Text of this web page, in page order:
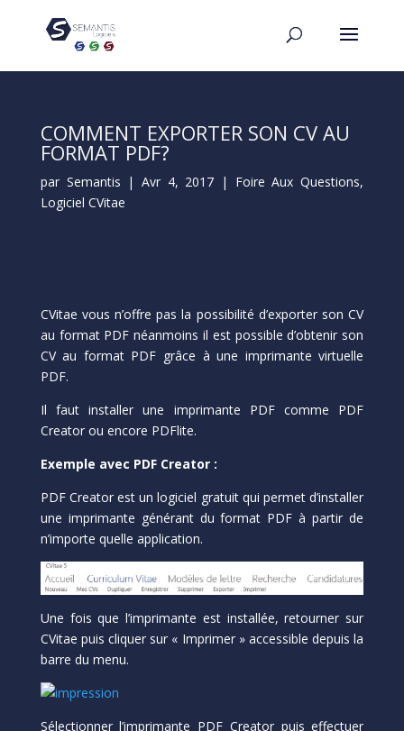
COMMENT EXPORTER SON CV AU
FORMAT PDF?
par Semantis | Avr 4, 2017 | Foire Aux Questions,
Logiciel CVitae
CVitae vous n’offre pas la possibilité d’exporter son CV
au format PDF néanmoins il est possible d’obtenir son
CV au format PDF grâce à une imprimante virtuelle
PDF.
Il faut installer une imprimante PDF comme PDF
Creator ou encore PDFlite.
Exemple avec PDF Creator :
PDF Creator est un logiciel gratuit qui permet d’installer
une imprimante générant du format PDF à partir de
n’importe quelle application.
Une fois que l’imprimante est installée, retourner sur
CVitae puis cliquer sur « Imprimer » accessible depuis la
barre du menu.
Sélectionner l’imprimante PDF Creator puis effectuer